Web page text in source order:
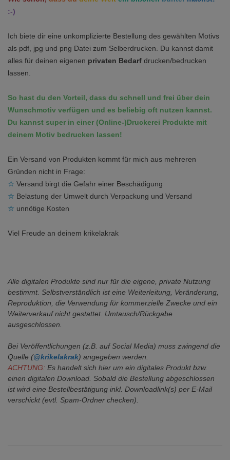
:-)
Ich biete dir eine unkomplizierte Bestellung des gewählten Motivs
als pdf, jpg und png Datei zum Selberdrucken. Du kannst damit
alles für deinen eigenen privaten Bedarf drucken/bedrucken
lassen.
So hast du den Vorteil, dass du schnell und frei über dein
Wunschmotiv verfügen und es beliebig oft nutzen kannst.
Du kannst super in einer (Online-)Druckerei Produkte mit
deinem Motiv bedrucken lassen!
Ein Versand von Produkten kommt für mich aus mehreren
Gründen nicht in Frage:
☆ Versand birgt die Gefahr einer Beschädigung
☆ Belastung der Umwelt durch Verpackung und Versand
☆ unnötige Kosten
Viel Freude an deinem krikelakrak
Alle digitalen Produkte sind nur für die eigene, private Nutzung
bestimmt. Selbstverständlich ist eine Weiterleitung, Veränderung,
Reproduktion, die Verwendung für kommerzielle Zwecke und ein
Weiterverkauf nicht gestattet. Umtausch/Rückgabe
ausgeschlossen.
Bei Veröffentlichungen (z.B. auf Social Media) muss zwingend die
Quelle (@krikelakrak) angegeben werden.
ACHTUNG: Es handelt sich hier um ein digitales Produkt bzw.
einen digitalen Download. Sobald die Bestellung abgeschlossen
ist wird eine Bestellbestätigung inkl. Downloadlink(s) per E-Mail
verschickt (evtl. Spam-Ordner checken).